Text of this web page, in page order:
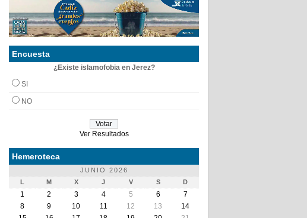
Encuesta
¿Existe islamofobia en Jerez?
SI
NO
Ver Resultados
Hemeroteca
JUNIO 2026
L
M X J V S D
1 2 3 4 5 6
7
8
9 10 11 12 13
14